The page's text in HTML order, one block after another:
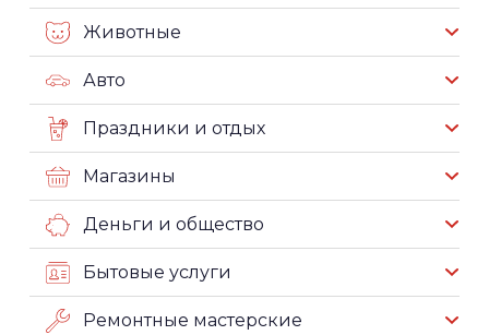
Животные
Авто
Праздники и отдых
Магазины
Деньги и общество
Бытовые услуги
Ремонтные мастерские